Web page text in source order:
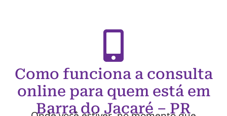
Como funciona a consulta
online para quem está em
Barra do Jacaré – PR